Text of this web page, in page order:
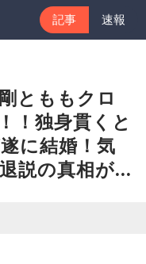
記事 速報
とももクロ
！独身貫くと
に結婚！気
説の真相が...